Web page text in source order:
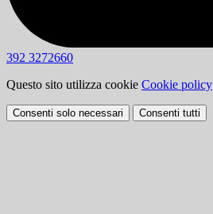
392 3272660
Questo sito utilizza cookie Cookie policy
Consenti solo necessari Consenti tutti